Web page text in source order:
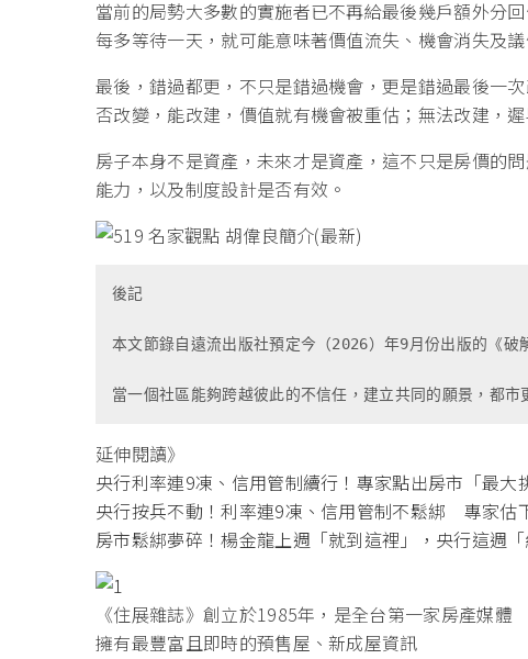
當前的局勢大多數的實施者已不再給最後幾戶額外分
每多等待一天，就可能意味著價值流失、機會消失及議
最後，錯過都更，不只是錯過機會，更是錯過最後一
否改變，能改建，價值就有機會被重估；無法改建，
房子本身不是資產，未來才是資產，這不只是房價的
能力，以及制度設計是否有效。
後記
本文節錄自遠流出版社預定今（2026）年9月份出版的《
當一個社區能夠跨越彼此的不信任，建立共同的願景，都
延伸閱讀》
央行利率連9凍、信用管制續行！專家點出房市「最
央行按兵不動！利率連9凍、信用管制不鬆綁 專家估
房市鬆綁夢碎！楊金龍上週「就到這裡」，央行這週「
《住展雜誌》創立於1985年，是全台第一家房產媒體
擁有最豐富且即時的預售屋、新成屋資訊